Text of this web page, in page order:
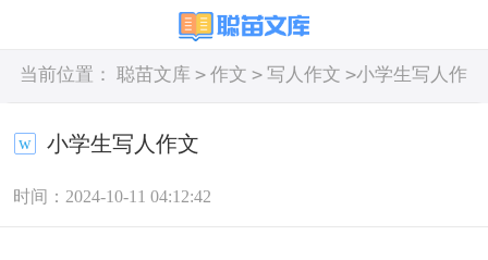
当前位置： 聪苗文库 > 作文 > 写人作文 >小学生写人作
小学生写人作文
时间：2024-10-11 04:12:42